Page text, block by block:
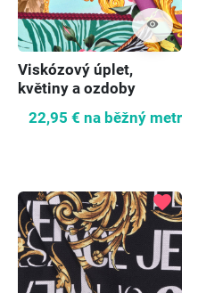
visibility
Viskózový úplet,
květiny a ozdoby
22,95 € na běžný metr
favorite